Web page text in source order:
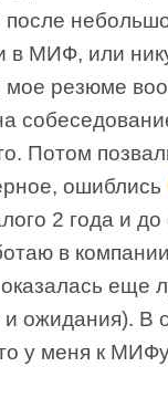
после
в МИФ, или
мое резюме
Потом
ошиблись
2 года и до
в
оказалась еще
и ожидания). В
у меня к